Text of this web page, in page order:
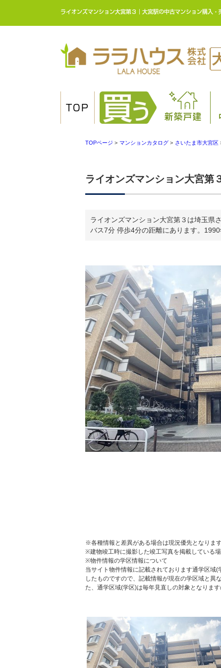
ライオンズマンション大宮第３｜大宮駅の中古マンション購入
TOP
新築戸建
TOPページ > マンションカタログ > さいたま市大宮区
ライオンズマンション大宮第
ライオンズマンション大宮第３は埼玉県
バス7分 停歩4分の距離にあります。
※各種情報と差異がある場合は現況優先となります
※建物竣工時に撮影した竣工写真を掲載している
※物件情報の学区情報について
当サイト物件情報に記載されております通学区域
したものですので、記載情報が現在の学区域と異
た、通学区域(学区)は毎年見直しの対象となりま